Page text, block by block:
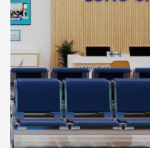
NHÀ THUỐC LONG